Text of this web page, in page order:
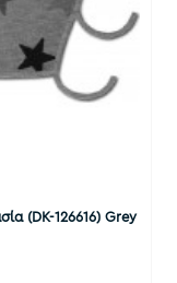
(DK-126616) Grey